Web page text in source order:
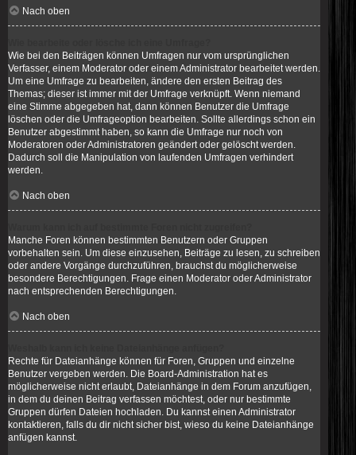
Nach oben
Wie bei den Beiträgen können Umfragen nur vom ursprünglichen
Verfasser, einem Moderator oder einem Administrator bearbeitet werden.
Um eine Umfrage zu bearbeiten, ändere den ersten Beitrag des
Themas; dieser ist immer mit der Umfrage verknüpft. Wenn niemand
eine Stimme abgegeben hat, dann können Benutzer die Umfrage
löschen oder die Umfrageoption bearbeiten. Sollte allerdings schon ein
Benutzer abgestimmt haben, so kann die Umfrage nur noch von
Moderatoren oder Administratoren geändert oder gelöscht werden.
Dadurch soll die Manipulation von laufenden Umfragen verhindert
werden.
Nach oben
Manche Foren können bestimmten Benutzern oder Gruppen
vorbehalten sein. Um diese einzusehen, Beiträge zu lesen, zu schreiben
oder andere Vorgänge durchzuführen, brauchst du möglicherweise
besondere Berechtigungen. Frage einen Moderator oder Administrator
nach entsprechenden Berechtigungen.
Nach oben
Rechte für Dateianhänge können für Foren, Gruppen und einzelne
Benutzer vergeben werden. Die Board-Administration hat es
möglicherweise nicht erlaubt, Dateianhänge in dem Forum anzufügen,
in dem du deinen Beitrag verfassen möchtest, oder nur bestimmte
Gruppen dürfen Dateien hochladen. Du kannst einen Administrator
kontaktieren, falls du dir nicht sicher bist, wieso du keine Dateianhänge
anfügen kannst.